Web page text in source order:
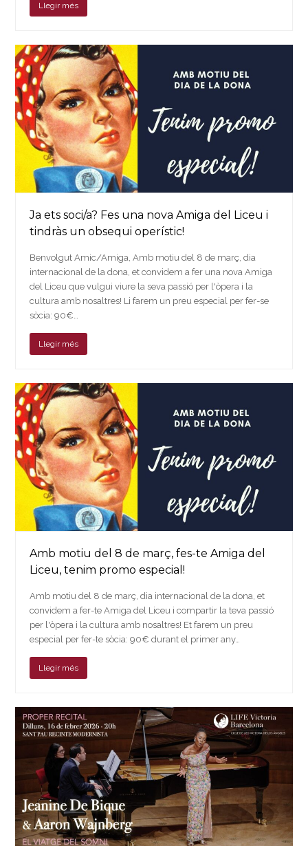
Llegir més
Ja ets soci/a? Fes una nova Amiga del Liceu i
tindràs un obsequi operístic!
Benvolgut Amic/Amiga, Amb motiu del 8 de març, dia
internacional de la dona, et convidem a fer una nova Amiga
del Liceu que vulgui viure la seva passió per l'òpera i la
cultura amb nosaltres! Li farem un preu especial per fer-se
sòcia: 90€…
Llegir més
Amb motiu del 8 de març, fes-te Amiga del
Liceu, tenim promo especial!
Amb motiu del 8 de març, dia internacional de la dona, et
convidem a fer-te Amiga del Liceu i compartir la teva passió
per l'òpera i la cultura amb nosaltres! Et farem un preu
especial per fer-te sòcia: 90€ durant el primer any…
Llegir més